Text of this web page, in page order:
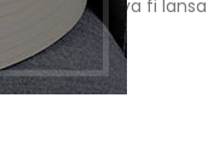
în lucru și va fi